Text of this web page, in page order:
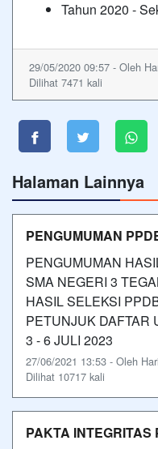
Tahun 2020 -
29/05/2020 09:57 - Oleh
Dilihat 7471 kali
Halaman Lainnya
PENGUMUMAN
PENGUMUMAN
SMA NEGERI 3
HASIL SELEKSI
PETUNJUK DAFTAR
3 - 6 JULI 2023
27/06/2021 13:53 - Oleh
Dilihat 10717 kali
PAKTA INTEGRITAS